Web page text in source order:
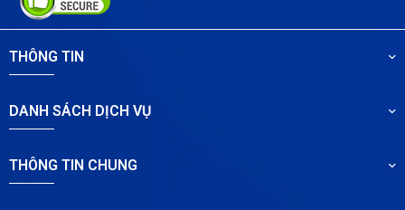
THÔNG TIN
DANH SÁCH DỊCH VỤ
THÔNG TIN CHUNG